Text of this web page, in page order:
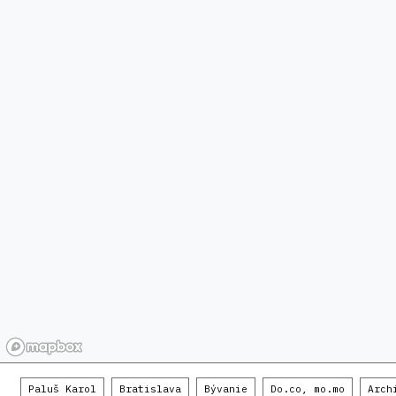
Paluš Karol Bratislava Bývanie Do.co, mo.mo